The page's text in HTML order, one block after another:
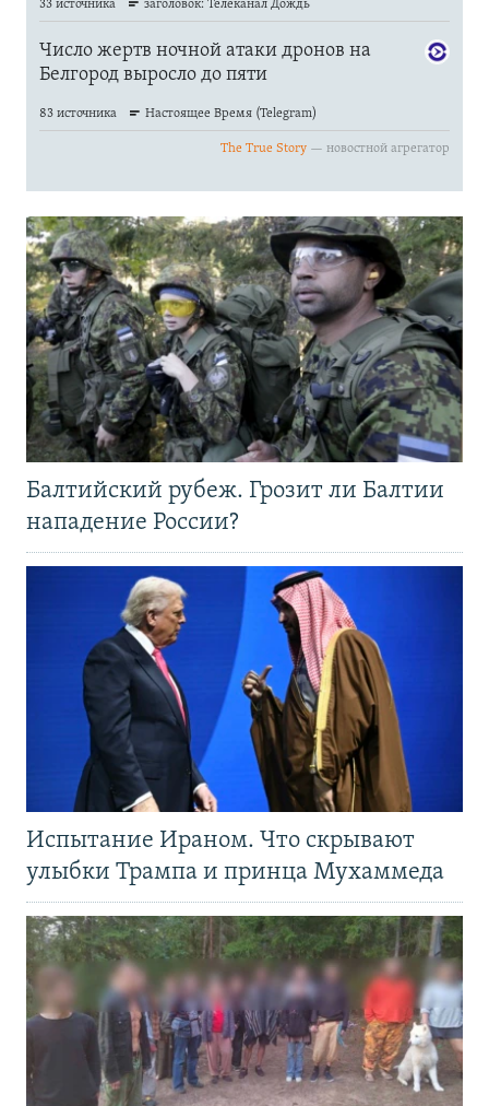
Балтийский рубеж. Грозит ли Балтии
нападение России?
Испытание Ираном. Что скрывают
улыбки Трампа и принца Мухаммеда